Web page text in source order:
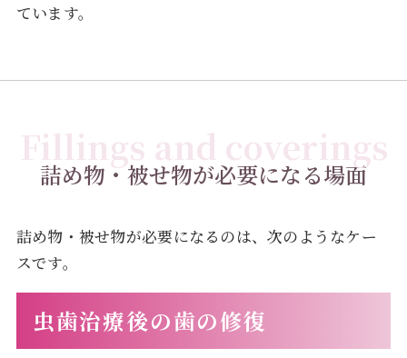
ています。
Fillings and coverings
詰め物・被せ物が必要になる場面
詰め物・被せ物が必要になるのは、次のようなケー
スです。
虫歯治療後の歯の修復